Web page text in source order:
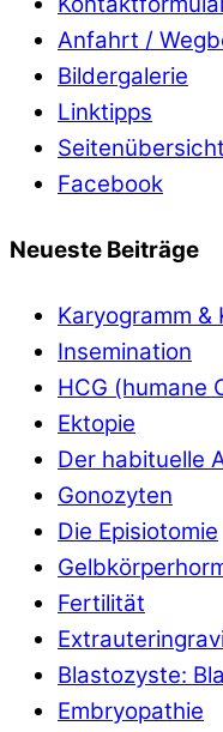
Anfahrt /
Bildergalerie
Linktipps
Seitenübersicht
Facebook
Neueste Beiträge
Karyogramm &
Insemination
HCG (humane
Ektopie
Der habituelle
Gonozyten
Die Episiotomie
Fertilität
Blastozyste:
Embryopathie